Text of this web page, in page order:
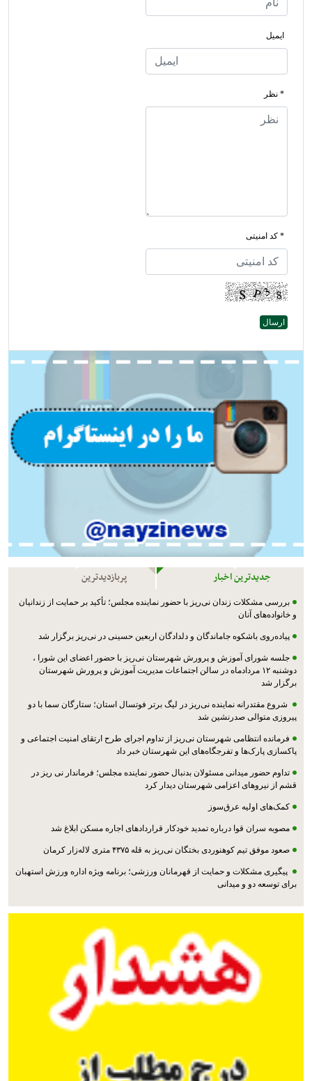
ایمیل
* نظر
* کد امنیتی
جدیدترین اخبار پربازدیدترین
بررسی مشکلات زندان نی‌ریز با حضور نماینده مجلس؛ تأکید بر حمایت از زندانیان
و خانواده‌های آنان
پیاده‌روی باشکوه جاماندگان و دلدادگان اربعین حسینی در نی‌ریز برگزار شد
جلسه شورای آموزش و پرورش شهرستان نی‌ریز با حضور اعضای این شورا ،
دوشنبه ۱۲ مردادماه در سالن اجتماعات مدیریت آموزش و پرورش شهرستان
برگزار شد
شروع مقتدرانه نماینده نی‌ریز در لیگ برتر فوتسال استان؛ ستارگان سما با دو
پیروزی متوالی صدرنشین شد
فرمانده انتظامی شهرستان نی‌ریز از تداوم اجرای طرح ارتقای امنیت اجتماعی و
پاکسازی پارک‌ها و تفرجگاه‌های این شهرستان خبر داد
تداوم حضور میدانی مسئولان بدنبال حضور نماینده مجلس؛ فرماندار نی ریز در
قشم از نیروهای اعزامی شهرستان دیدار کرد
کمک‌های اولیه عرق‌سوز
مصوبه سران قوا درباره تمدید خودکار قراردادهای اجاره مسکن ابلاغ شد
صعود موفق تیم کوهنوردی بختگان نی‌ریز به قله ۴۳۷۵ متری لاله‌زار کرمان
پیگیری مشکلات و حمایت از قهرمانان ورزشی؛ برنامه ویژه اداره ورزش استهبان
برای توسعه دو و میدانی